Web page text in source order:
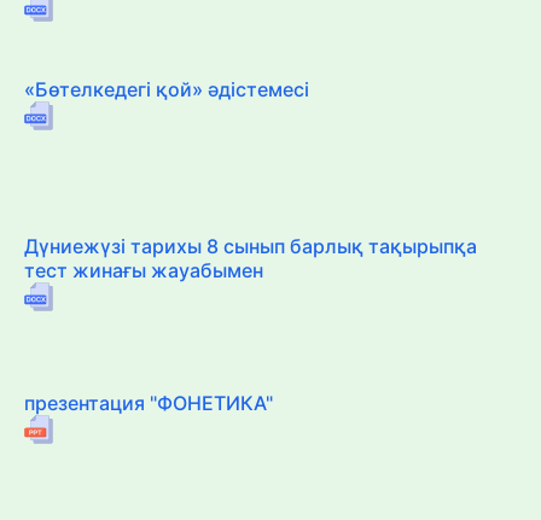
«Бөтелкедегі қой» әдістемесі
Дүниежүзі тарихы 8 сынып барлық тақырыпқа
тест жинағы жауабымен
презентация "ФОНЕТИКА"